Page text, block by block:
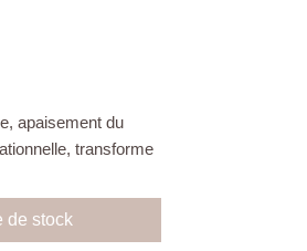
apaisement du
transforme
de stock